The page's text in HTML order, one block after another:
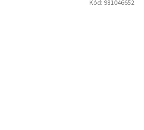
Kód: 981046652